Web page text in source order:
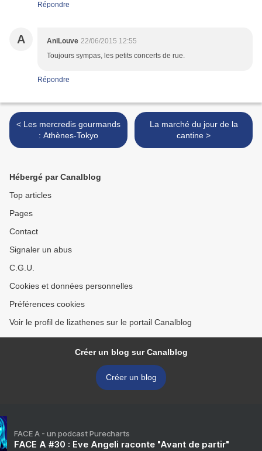
Répondre
A AniLouve 22/06/2015 12:55
Toujours sympas, les petits concerts de rue.
Répondre
< Les mercredis gourmands
: Athènes-Tokyo
La marché du jour de la
cantine >
Hébergé par Canalblog
Top articles
Pages
Contact
Signaler un abus
C.G.U.
Cookies et données personnelles
Préférences cookies
Voir le profil de lizathenes sur le portail Canalblog
Créer un blog sur Canalblog
Créer un blog
FACE A - un podcast Purecharts
FACE A #30 : Eve Angeli raconte "Avant de partir"